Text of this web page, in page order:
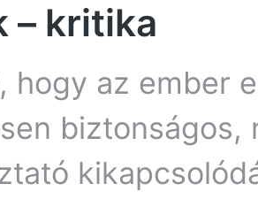
– kritika
hogy az ember
biztonságos,